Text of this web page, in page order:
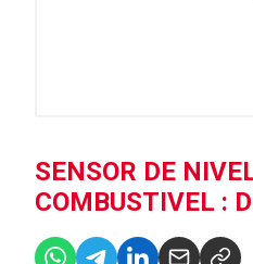
SENSOR DE
COMBUSTIVEL :